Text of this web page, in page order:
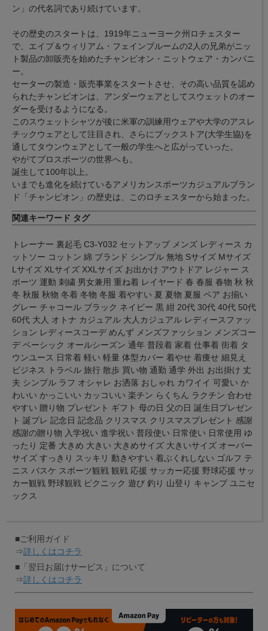
ン」の代名詞であり続けています。
その歴史のスタートは、1919年ニューヨーク州ロチェスター
で、エイプ＆ウィリアム・フェインブルームの2人の兄弟がニッ
ト製品の卸販売を始めたチャンピオン・ニットウェア・カンパニ
ー。
セーターの製造・販売事業をスタートさせ、その高い品質を認め
られたチャンピオンは、アンダーウェアとしてスウェットのオー
ダーを受けるようになる。
このスウェットシャツが後に米軍の訓練用ウェアや大学のアスレ
チックウェアとして注目され、さらにブックストア(大学生協)を
通してタウンウェアとして一般の学生へと広がっていった。
やがてプロスポーツの世界へも。
誕生して100年以上。
いまでも進化を続けているアメリカンスポーツカジュアルブラン
ド「チャンピオン」の歴史は、このロチェスターから始まった。
関連キーワード タグ
トレーナー 裏起毛 C3-Y032 セットアップ メンズ レディース カ
ットソー コットン 綿 ブランド シンプル 無地 Sサイズ Mサイズ
Lサイズ XLサイズ XXLサイズ お出かけ アウトドア レジャー ス
ポーツ 運動 刺繍 男女兼用 重ね着 レイヤード 春 春服 春物 秋 秋
冬 秋服 秋物 冬着 冬物 冬服 着やすい 夏 夏物 夏服 ペア お揃い
グレー チャコール ブラック ネイビー 黒 紺 20代 30代 40代 50代
60代 大人 オトナ カジュアル 大人カジュアル レディースファッ
ション レディースコーデ めんず メンズファッション メンズコー
デ ベーシック オールシーズン 通年 普段着 家着 仕事着 街着 タ
ウンユース 日常着 軽い 軽量 体型カバー 着やせ 着痩せ 細見え
ビジネス トラベル 旅行 散歩 買い物 通勤 通学 外出 お出掛け 丈
夫 シンプル ラフ オシャレ お洒落 おしゃれ カワイイ 可愛い か
わいい かっこいい カッコいい 楽チン らくちん ラクチン 合わせ
やすい 贈り物 プレゼント ギフト 母の日 父の日 誕生日プレゼン
ト 誕プレ 記念日 記念品 クリスマス クリスマスプレゼント 感謝
感謝の贈り物 入学祝い 進学祝い 普段使い 日常使い 日常使用 ゆ
ったり 定番 大きめ 大きい 大きめサイズ 大きいサイズ オーバー
サイズ すっきり スッキリ 動きやすい 着ぶくれしない ゴルフ テ
ニス バスケ スポーツ観戦 観戦 応援 サッカー応援 野球応援 サッ
カー観戦 野球観戦 ピクニック 遊び 釣り 山登り キャンプ ユニセ
ックス
■ご利用ガイド
⇒詳しくはコチラ
■「翌日お届けサービス」について
⇒詳しくはコチラ